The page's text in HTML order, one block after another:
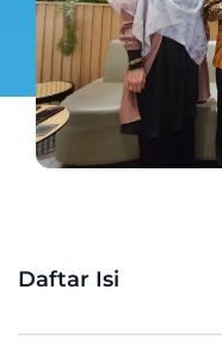
Daftar Isi